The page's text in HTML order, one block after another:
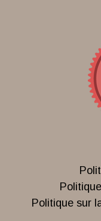
Politique sur